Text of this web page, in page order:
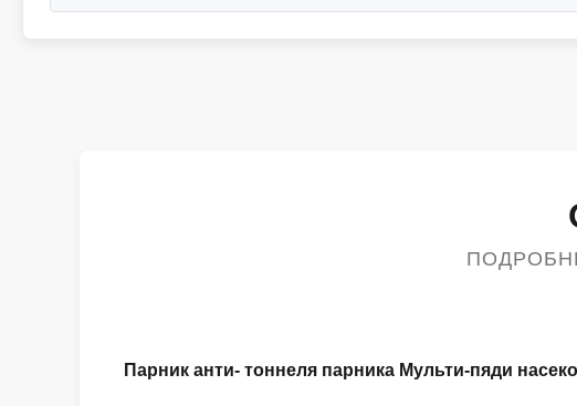
Парник анти- тоннеля парника Мульти-пяди